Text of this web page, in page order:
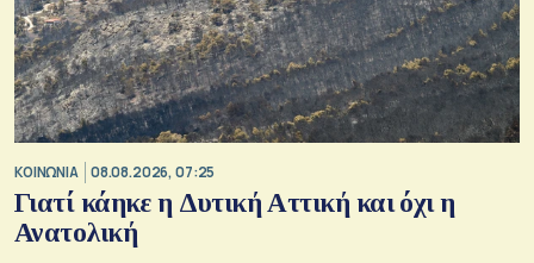
ΚΟΙΝΩΝΙΑ 08.08.2026, 07:25
Γιατί κάηκε η Δυτική Αττική και όχι η
Ανατολική